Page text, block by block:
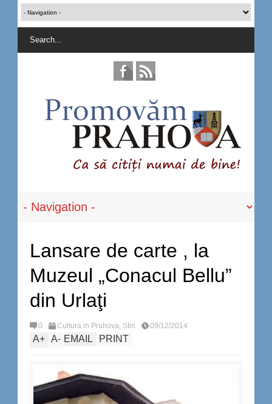
Lansare de carte , la
Muzeul „Conacul Bellu”
din Urlaţi
0 Cultura in Prahova, Stiri 09/12/2014
A+ A- EMAIL PRINT